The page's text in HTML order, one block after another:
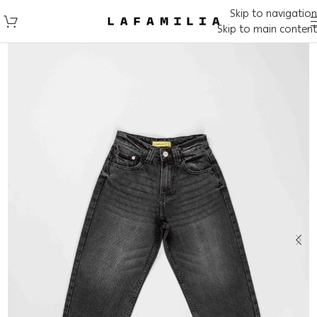
Skip to navigation
Skip to main content